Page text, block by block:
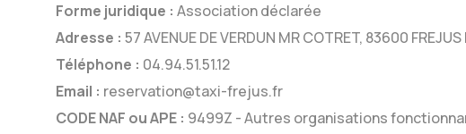
Forme juridique : Association déclarée
Adresse : 57 AVENUE DE VERDUN MR COTRET, 83600
Téléphone : 04.94.51.51.12
Email : reservation@taxi-frejus.fr
CODE NAF ou APE : 9499Z - Autres organisations